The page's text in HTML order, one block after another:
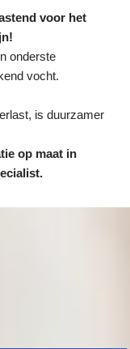
voor het
onderste
vocht.
is duurzamer
op maat in